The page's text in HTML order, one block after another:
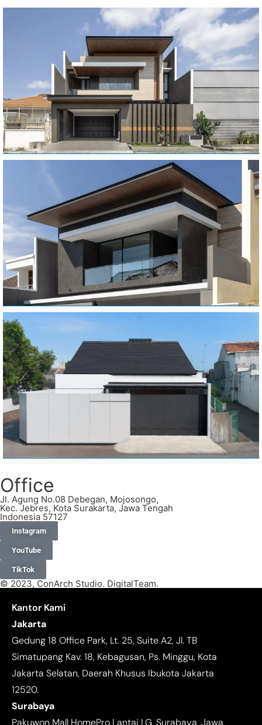
Office
Jl. Agung No.08 Debegan, Mojosongo,
Kec. Jebres, Kota Surakarta, Jawa Tengah
Indonesia 57127
Instagram
YouTube
TikTok
© 2023, ConArch Studio. DigitalTeam.
Kantor Kami
Jakarta
Gedung 18 Office Park, Lt. 25, Suite A2, Jl. TB
Simatupang Kav. 18, Kebagusan, Ps. Minggu, Kota
Jakarta Selatan, Daerah Khusus Ibukota Jakarta
12520.
Surabaya
Pakuwon Mall HomePro Lantai LG, Surabaya, Jawa